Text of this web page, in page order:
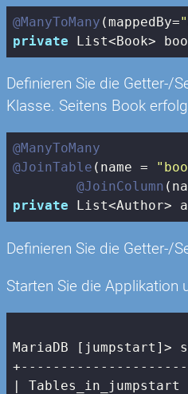
@ManyToMany (mappedBy=
private List<Book>
Definieren Sie die Getter-/
Klasse. Seitens Book
@ManyToMany
@JoinTable (name =
@JoinColumn
private List<Author>
Definieren Sie die Getter-/
Starten Sie die Applikation
MariaDB [jumpstart]>
| Tables_in_jumpstart